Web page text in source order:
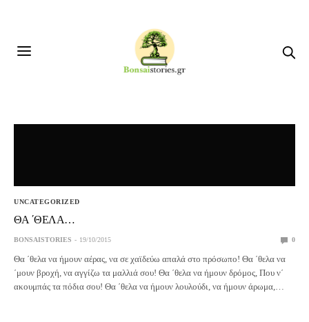
UNCATEGORIZED
ΘΑ ΄ΘΕΛΑ…
BONSAISTORIES 19/10/2015 0
Θα ΄θελα να ήμουν αέρας, να σε χαϊδεύω απαλά στο πρόσωπο! Θα ΄θελα να
΄μουν βροχή, να αγγίζω τα μαλλιά σου! Θα ΄θελα να ήμουν δρόμος, Που ν΄
ακουμπάς τα πόδια σου! Θα ΄θελα να ήμουν λουλούδι, να ήμουν άρωμα,…